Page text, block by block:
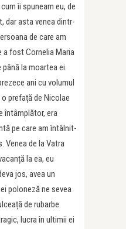
îi spuneam eu, de
dar asta venea dintr-
de care am
fost Cornelia Maria
la moartea ei.
ani cu volumul
o prefață de Nicolae
întâmplător, era
pe care am întâlnit-
Venea de la Vatra
la ea, eu
jos, avea un
poloneză ne sevea
de rubarbe.
lucra în ultimii ei